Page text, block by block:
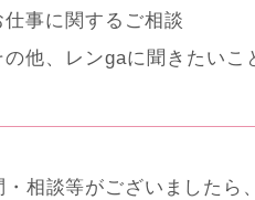
仕事に関するご相談
の他、レンgaに聞きたいこ
・相談等がございましたら